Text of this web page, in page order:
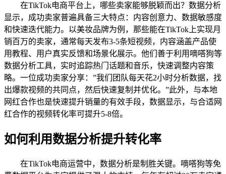
在TikTok电商平台上，哪些卖家能够脱颖而出？数据分析
显示，成功卖家普遍具备三大特点：内容创意力、数据敏感度
和快速迭代能力。以美妆品牌为例，那些能在TikTok上实现月
销百万的卖家，通常每天发布3-5条短视频，内容涵盖产品使
用教程、用户真实反馈和场景化展示。他们善于利用嘀嗒狗等
数据分析工具，实时追踪热门话题和音乐，快速调整内容策
略。一位成功卖家分享：”我们团队每天花2小时分析数据，找
出爆款视频的共同点，然后快速复制并优化。”此外，与本地
网红合作也是快速提升销量的有效手段，数据显示，与合适网
红合作的视频转化率可提升5-8倍。
如何利用数据分析提升转化率
在TikTok电商运营中，数据分析是制胜关键。嘀嗒狗等免